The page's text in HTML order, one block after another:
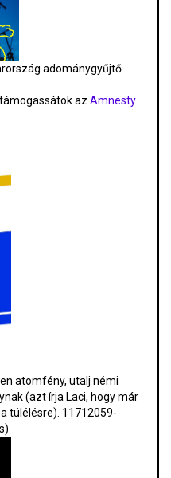
adománygyűjtő
az Amnesty
atomfény, utalj némi
(azt írja Laci, hogy már
túlélésre). 11712059-